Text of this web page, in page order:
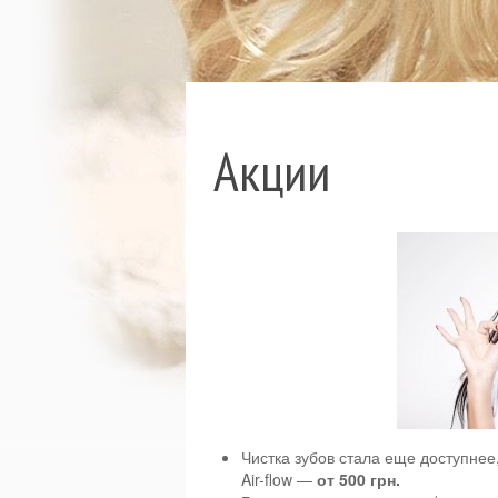
Акции
Чистка зубов стала еще
Air-flow — от 500 грн.